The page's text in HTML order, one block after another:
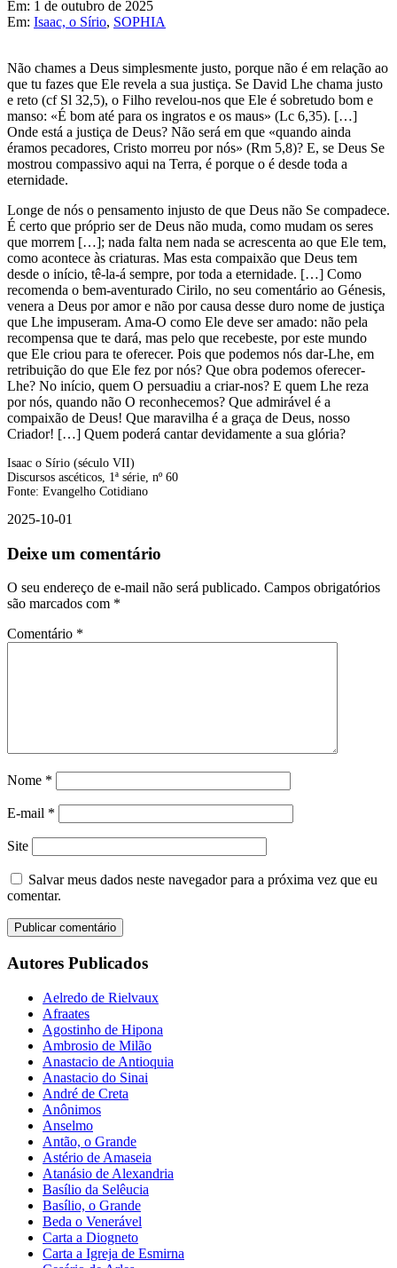
Em: 1 de outubro de 2025
Em: Isaac, o Sírio, SOPHIA
Não chames a Deus simplesmente justo, porque não é em relação ao
que tu fazes que Ele revela a sua justiça. Se David Lhe chama justo
e reto (cf Sl 32,5), o Filho revelou-nos que Ele é sobretudo bom e
manso: «É bom até para os ingratos e os maus» (Lc 6,35). […]
Onde está a justiça de Deus? Não será em que «quando ainda
éramos pecadores, Cristo morreu por nós» (Rm 5,8)? E, se Deus Se
mostrou compassivo aqui na Terra, é porque o é desde toda a
eternidade.
Longe de nós o pensamento injusto de que Deus não Se compadece.
É certo que próprio ser de Deus não muda, como mudam os seres
que morrem […]; nada falta nem nada se acrescenta ao que Ele tem,
como acontece às criaturas. Mas esta compaixão que Deus tem
desde o início, tê-la-á sempre, por toda a eternidade. […] Como
recomenda o bem-aventurado Cirilo, no seu comentário ao Génesis,
venera a Deus por amor e não por causa desse duro nome de justiça
que Lhe impuseram. Ama-O como Ele deve ser amado: não pela
recompensa que te dará, mas pelo que recebeste, por este mundo
que Ele criou para te oferecer. Pois que podemos nós dar-Lhe, em
retribuição do que Ele fez por nós? Que obra podemos oferecer-
Lhe? No início, quem O persuadiu a criar-nos? E quem Lhe reza
por nós, quando não O reconhecemos? Que admirável é a
compaixão de Deus! Que maravilha é a graça de Deus, nosso
Criador! […] Quem poderá cantar devidamente a sua glória?
Isaac o Sírio (século VII)
Discursos ascéticos, 1ª série, nº 60
Fonte: Evangelho Cotidiano
2025-10-01
Deixe um comentário
O seu endereço de e-mail não será publicado. Campos obrigatórios
são marcados com *
Comentário *
Nome *
E-mail *
Site
Salvar meus dados neste navegador para a próxima vez que eu
comentar.
Autores Publicados
Aelredo de Rielvaux
Afraates
Agostinho de Hipona
Ambrosio de Milão
Anastacio de Antioquia
Anastacio do Sinai
André de Creta
Anônimos
Anselmo
Antão, o Grande
Astério de Amaseia
Atanásio de Alexandria
Basílio da Selêucia
Basílio, o Grande
Beda o Venerável
Carta a Diogneto
Carta a Igreja de Esmirna